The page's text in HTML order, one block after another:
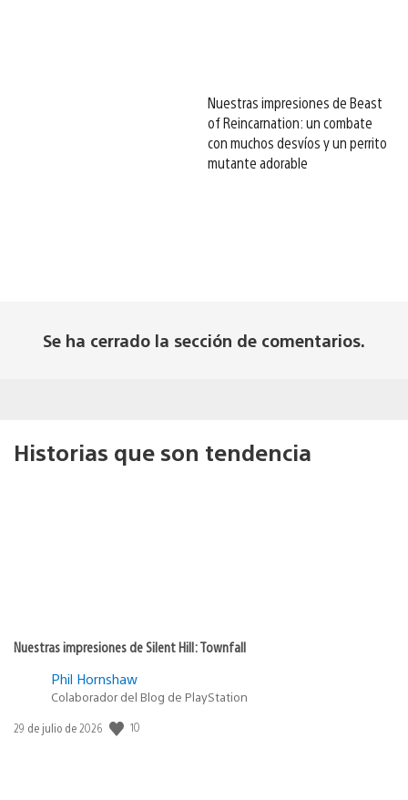
Nuestras impresiones de Beast
of Reincarnation: un combate
con muchos desvíos y un perrito
mutante adorable
Se ha cerrado la sección de comentarios.
Historias que son tendencia
Nuestras impresiones de Silent Hill: Townfall
Phil Hornshaw
Colaborador del Blog de PlayStation
Fecha
29 de julio de 2026 10